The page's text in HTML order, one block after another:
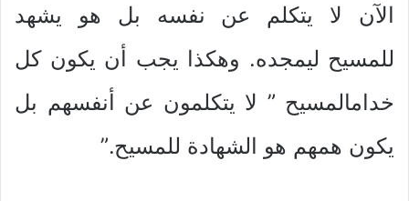
الآن لا يتكلم عن نفسه بل هو يشهد
للمسيح ليمجده. وهكذا يجب أن يكون كل
خدامالمسيح ” لا يتكلمون عن أنفسهم بل
يكون همهم هو الشهادة للمسيح.”